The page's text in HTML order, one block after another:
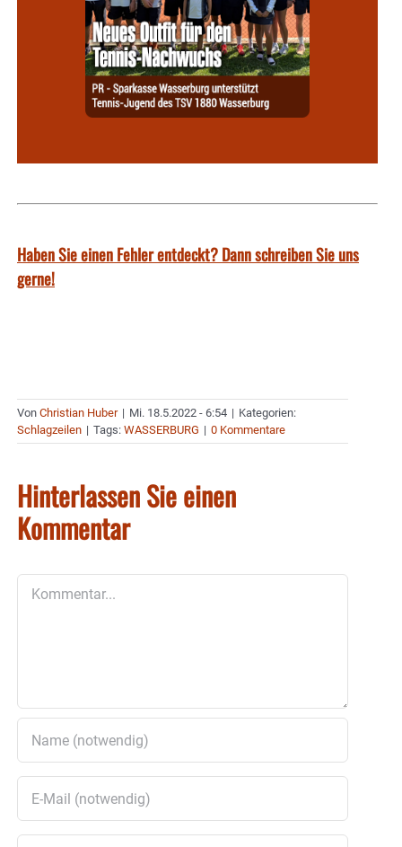
Haben Sie einen Fehler entdeckt? Dann schreiben Sie uns
gerne!
Von Christian Huber | Mi. 18.5.2022 - 6:54 | Kategorien:
Schlagzeilen | Tags: WASSERBURG | 0 Kommentare
Hinterlassen Sie einen
Kommentar